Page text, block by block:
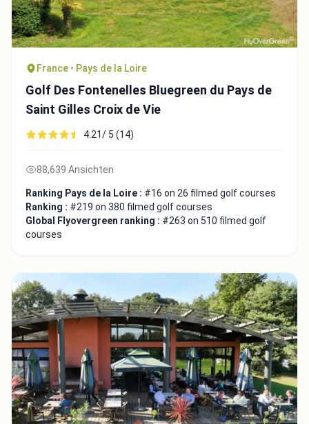
France • Pays de la Loire
Golf Des Fontenelles Bluegreen du Pays de
Saint Gilles Croix de Vie
4.21/ 5 (14)
88,639 Ansichten
Ranking Pays de la Loire : #16 on 26 filmed golf courses
Ranking : #219 on 380 filmed golf courses
Global Flyovergreen ranking : #263 on 510 filmed golf
courses